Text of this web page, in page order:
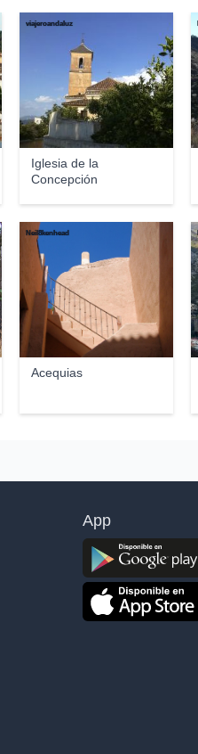
Iglesia de la
Concepción
viajeroandaluz
Acequias
Neil8kenhead
App